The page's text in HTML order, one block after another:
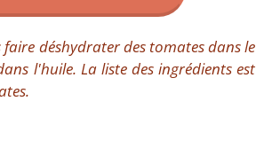
déshydrater des tomates dans le
l'huile. La liste des ingrédients est